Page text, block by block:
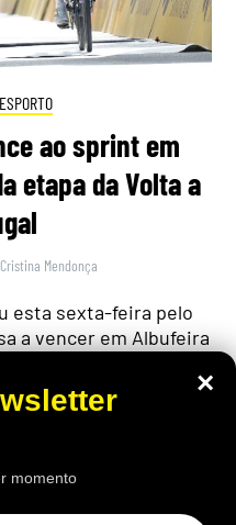
ao sprint em
etapa da Volta a
Cristina Mendonça
esta sexta-feira pelo
a vencer em Albufeira
×
momento